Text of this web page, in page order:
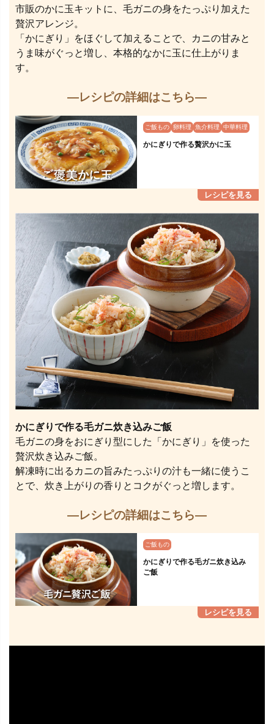
市販のかに玉キットに、毛ガニの身をたっぷり加えた
贅沢アレンジ。
「かにぎり」をほぐして加えることで、カニの甘みと
うま味がぐっと増し、本格的なかに玉に仕上がりま
す。
—レシピの詳細はこちら—
ご飯もの 卵料理 魚介料理 中華料理
かにぎりで作る贅沢かに玉
かにぎりで作る毛ガニ炊き込みご飯
毛ガニの身をおにぎり型にした「かにぎり」を使った
贅沢炊き込みご飯。
解凍時に出るカニの旨みたっぷりの汁も一緒に使うこ
とで、炊き上がりの香りとコクがぐっと増します。
—レシピの詳細はこちら—
ご飯もの
かにぎりで作る毛ガニ炊き込み
ご飯